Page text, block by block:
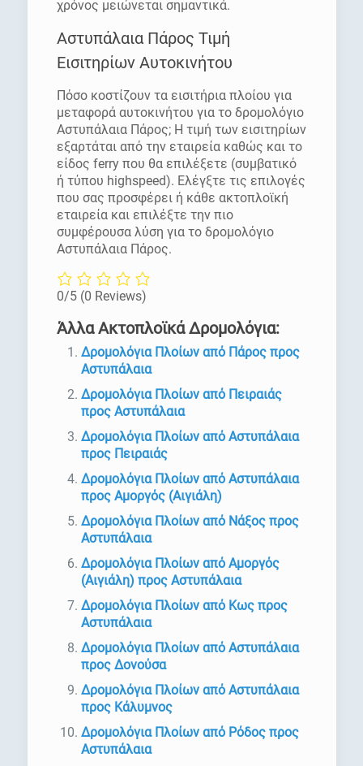
χρόνος μειώνεται σημαντικά.
Αστυπάλαια Πάρος Τιμή
Εισιτηρίων Αυτοκινήτου
Πόσο κοστίζουν τα εισιτήρια πλοίου για
μεταφορά αυτοκινήτου για το δρομολόγιο
Αστυπάλαια Πάρος; Η τιμή των εισιτηρίων
εξαρτάται από την εταιρεία καθώς και το
είδος ferry που θα επιλέξετε (συμβατικό
ή τύπου highspeed). Ελέγξτε τις επιλογές
που σας προσφέρει ή κάθε ακτοπλοϊκή
εταιρεία και επιλέξτε την πιο
συμφέρουσα λύση για το δρομολόγιο
Αστυπάλαια Πάρος.
0/5 (0 Reviews)
Άλλα Ακτοπλοϊκά Δρομολόγια:
Δρομολόγια Πλοίων από Πάρος προς
Αστυπάλαια
Δρομολόγια Πλοίων από Πειραιάς
προς Αστυπάλαια
Δρομολόγια Πλοίων από Αστυπάλαια
προς Πειραιάς
Δρομολόγια Πλοίων από Αστυπάλαια
προς Αμοργός (Αιγιάλη)
Δρομολόγια Πλοίων από Νάξος προς
Αστυπάλαια
Δρομολόγια Πλοίων από Αμοργός
(Αιγιάλη) προς Αστυπάλαια
Δρομολόγια Πλοίων από Κως προς
Αστυπάλαια
Δρομολόγια Πλοίων από Αστυπάλαια
προς Δονούσα
Δρομολόγια Πλοίων από Αστυπάλαια
προς Κάλυμνος
Δρομολόγια Πλοίων από Ρόδος προς
Αστυπάλαια